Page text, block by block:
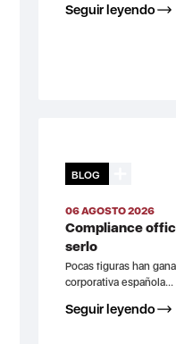
Seguir leyendo
BLOG
06 AGOSTO 2026
Compliance
serlo
Pocas figuras han
corporativa española...
Seguir leyendo